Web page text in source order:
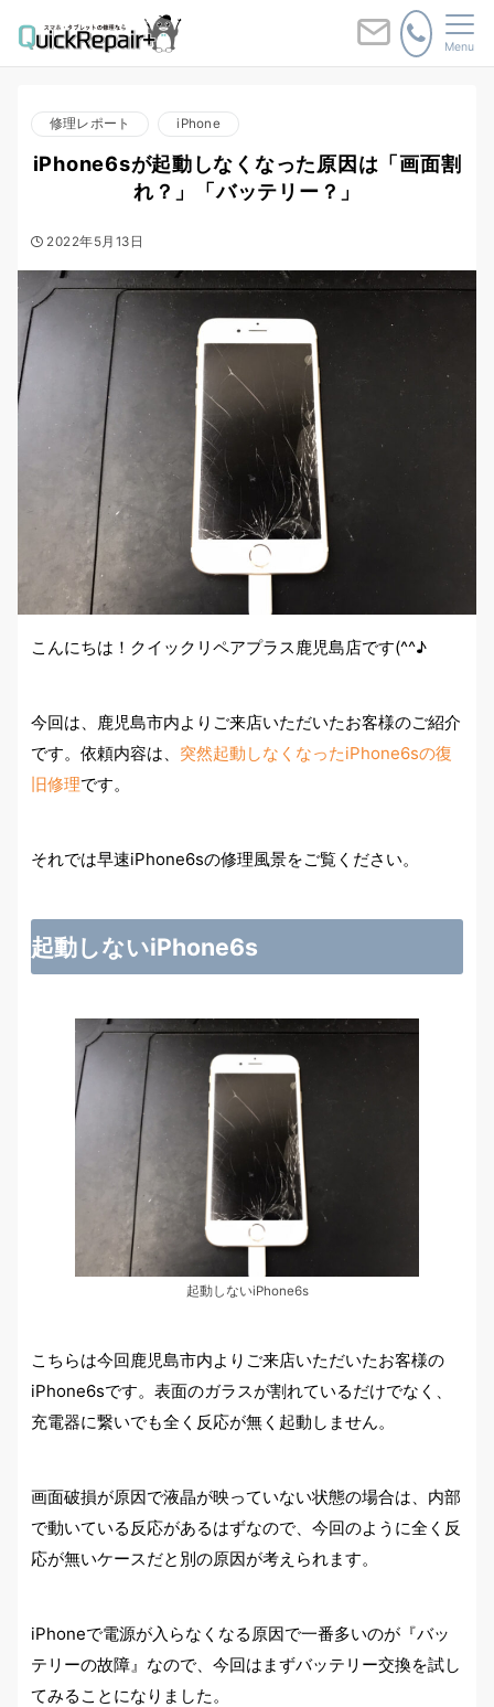
Menu
修理レポート iPhone
iPhone6sが起動しなくなった原因は「画面割
れ？」「バッテリー？」
2022年5月13日
こんにちは！クイックリペアプラス鹿児島店です(^^♪
今回は、鹿児島市内よりご来店いただいたお客様のご紹介
です。依頼内容は、 突然起動しなくなったiPhone6sの復
旧修理です。
それでは早速iPhone6sの修理風景をご覧ください。
起動しないiPhone6s
起動しないiPhone6s
こちらは今回鹿児島市内よりご来店いただいたお客様の
iPhone6sです。表面のガラスが割れているだけでなく、
充電器に繋いでも全く反応が無く起動しません。
画面破損が原因で液晶が映っていない状態の場合は、内部
で動いている反応があるはずなので、今回のように全く反
応が無いケースだと別の原因が考えられます。
iPhoneで電源が入らなくなる原因で一番多いのが『バッ
テリーの故障』なので、今回はまずバッテリー交換を試し
てみることになりました。